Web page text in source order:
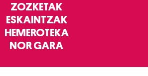
ZOZKETAK
ESKAINTZAK
HEMEROTEKA
NOR GARA